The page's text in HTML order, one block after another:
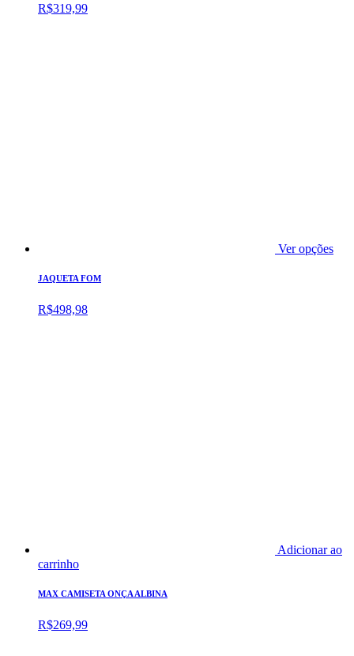
R$319,99
Ver opções
JAQUETA FOM
R$498,98
Adicionar ao
carrinho
MAX CAMISETA ONÇA ALBINA
R$269,99